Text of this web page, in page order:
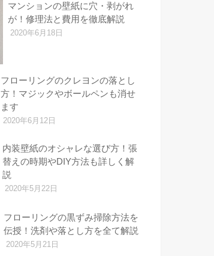
マンションの壁紙に穴・剥がれ
が！修理法と費用を徹底解説
2020年6月18日
フローリングのクレヨンの落とし
方！マジックやボールペンも消せ
ます
2020年6月12日
内装壁紙のオシャレな選び方！張
替えの時期やDIY方法も詳しく解
説
2020年5月22日
フローリングの黒ずみ掃除方法を
伝授！洗剤や落とし方を全て解説
2020年5月21日